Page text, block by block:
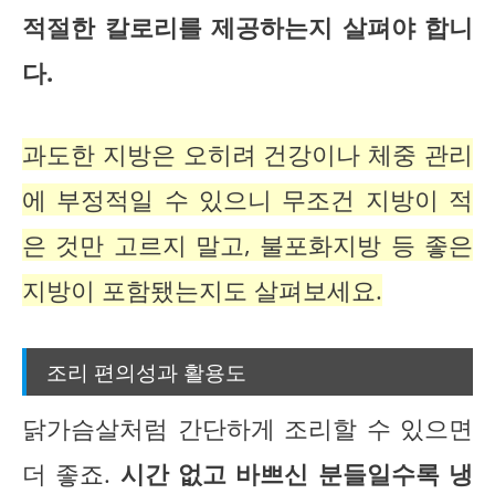
적절한 칼로리를 제공하는지 살펴야 합니
다.
과도한 지방은 오히려 건강이나 체중 관리
에 부정적일 수 있으니 무조건 지방이 적
은 것만 고르지 말고, 불포화지방 등 좋은
지방이 포함됐는지도 살펴보세요.
조리 편의성과 활용도
닭가슴살처럼 간단하게 조리할 수 있으면
더 좋죠. 시간 없고 바쁘신 분들일수록 냉